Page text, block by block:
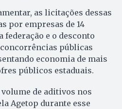
as licitações dessas
por empresas de 14
federação e o desconto
públicas
economia de mais
públicos estaduais.
de aditivos nos
Agetop durante esse